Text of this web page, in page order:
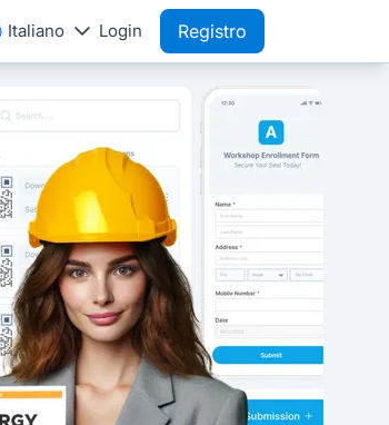
Italiano Login
Registro